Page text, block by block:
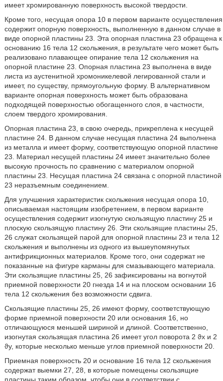
имеет хромированную поверхность высокой твердости.
Кроме того, несущая опора 10 в первом варианте осуществления
содержит опорную поверхность, выполненную в данном случае в
виде опорной пластины 23. Эта опорная пластина 23 обращена к
основанию 16 тела 12 скольжения, в результате чего может быть
реализовано плавающее опирание тела 12 скольжения на
опорной пластине 23. Опорная пластина 23 выполнена в виде
листа из аустенитной хромоникелевой легированной стали и
имеет, по существу, прямоугольную форму. В альтернативном
варианте опорная поверхность может быть образована
подходящей поверхностью обогащенного слоя, в частности,
слоем твердого хромирования.
Опорная пластина 23, в свою очередь, прикреплена к несущей
пластине 24. В данном случае несущая пластина 24 выполнена
из металла и имеет форму, соответствующую опорной пластине
23. Материал несущей пластины 24 имеет значительно более
высокую прочность по сравнению с материалом опорной
пластины 23. Несущая пластина 24 связана с опорной пластиной
23 неразъемным соединением.
Для улучшения характеристик скольжения несущая опора 10,
описываемая настоящим изобретением, в первом варианте
осуществления содержит изогнутую скользящую пластину 25 и
плоскую скользящую пластину 26. Эти скользящие пластины 25,
26 служат скользящей парой для опорной пластины 23 и тела 12
скольжения и выполнены из одного из вышеупомянутых
антифрикционных материалов. Кроме того, они содержат не
показанные на фигуре карманы для смазывающего материала.
Эти скользящие пластины 25, 26 зафиксированы на вогнутой
приемной поверхности 20 гнезда 14 и на плоском основании 16
тела 12 скольжения без возможности сдвига.
Скользящие пластины 25, 26 имеют форму, соответствующую
форме приемной поверхности 20 или основания 16, но
отличающуюся меньшей шириной и длиной. Соответственно,
изогнутая скользящая пластина 26 имеет угол поворота 2 ϑx и 2
ϑy, которые несколько меньше углов приемной поверхности 20.
Приемная поверхность 20 и основание 16 тела 12 скольжения
содержат выемки 27, 28, в которые помещены скользящие